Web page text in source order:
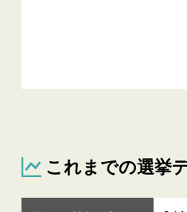
これまでの選挙